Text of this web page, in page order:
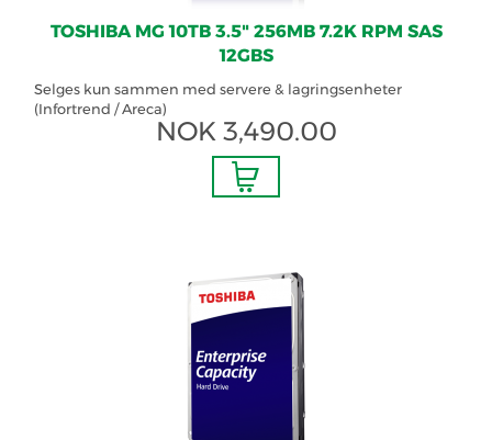
TOSHIBA MG 10TB 3.5" 256MB 7.2K RPM SAS
12GBS
Selges kun sammen med servere & lagringsenheter
(Infortrend / Areca)
NOK 3,490.00